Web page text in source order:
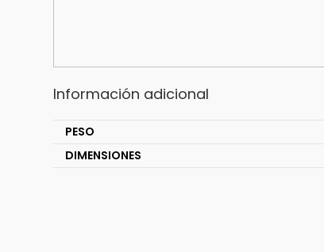
Información adicional
PESO
DIMENSIONES